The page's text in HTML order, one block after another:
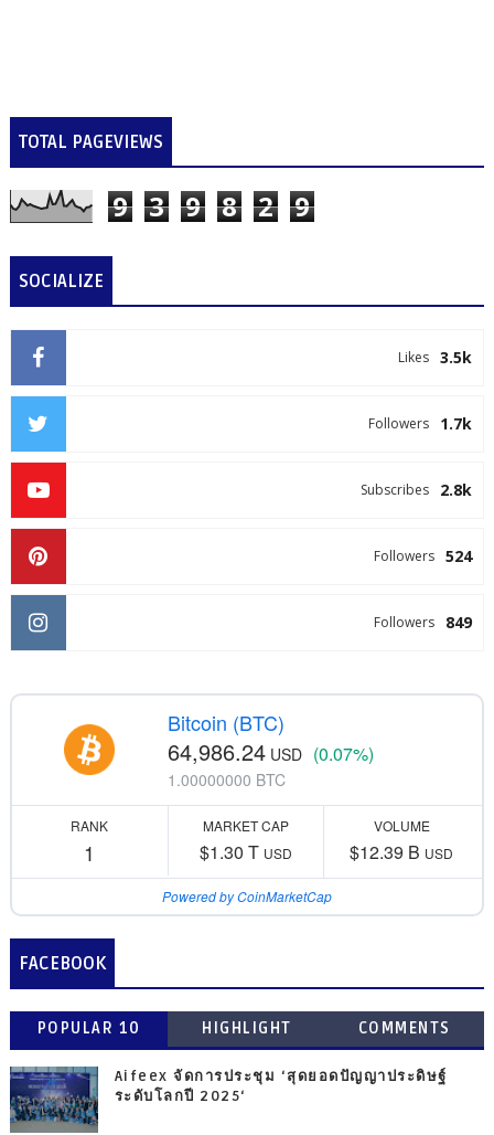
TOTAL PAGEVIEWS
9 3 9 8 2 9
SOCIALIZE
3.5k
Likes
1.7k
Followers
2.8k
Subscribes
524
Followers
849
Followers
Bitcoin (BTC)
64,986.24 USD (0.07%)
1.00000000 BTC
RANK
1
MARKET CAP
$1.30 T USD
VOLUME
$12.39 B USD
Powered by CoinMarketCap
FACEBOOK
POPULAR 10 HIGHLIGHT COMMENTS
Aifeex จัดการประชุม ‘สุดยอดปัญญาประดิษฐ์
ระดับโลกปี 2025‘